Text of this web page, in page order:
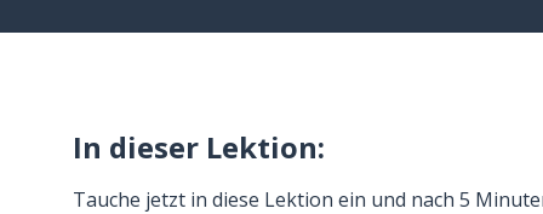
In dieser Lektion:
Tauche jetzt in diese Lektion ein und nach 5